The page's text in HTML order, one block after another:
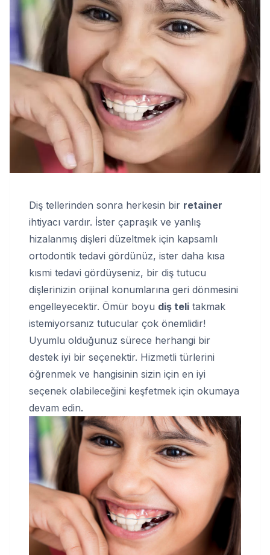
Diş tellerinden sonra herkesin bir retainer
ihtiyacı vardır. İster çapraşık ve yanlış
hizalanmış dişleri düzeltmek için kapsamlı
ortodontik tedavi gördünüz, ister daha kısa
kısmi tedavi gördüyseniz, bir diş tutucu
dişlerinizin orijinal konumlarına geri dönmesini
engelleyecektir. Ömür boyu diş teli takmak
istemiyorsanız tutucular çok önemlidir!
Uyumlu olduğunuz sürece herhangi bir
destek iyi bir seçenektir. Hizmetli türlerini
öğrenmek ve hangisinin sizin için en iyi
seçenek olabileceğini keşfetmek için okumaya
devam edin.